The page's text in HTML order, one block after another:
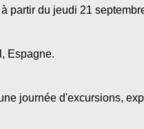
partir du jeudi 21
Espagne.
journée d'excursions,